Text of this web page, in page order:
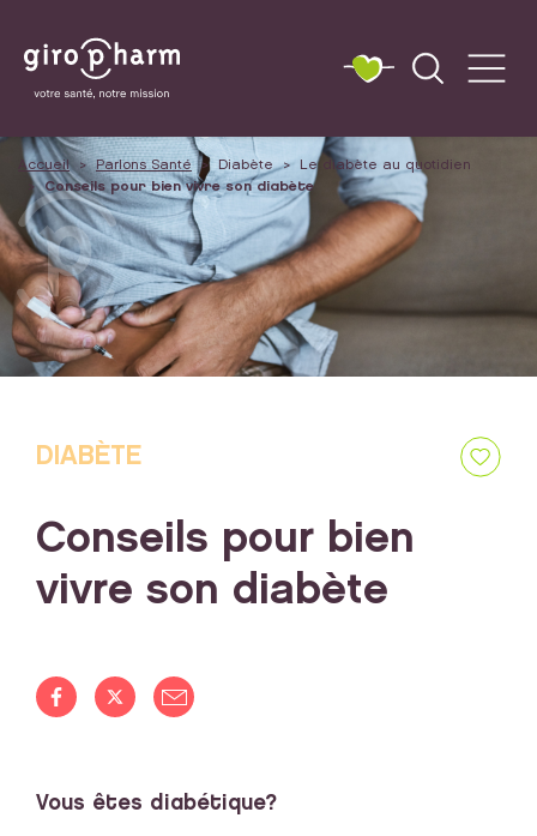
Accueil Parlons Santé Diabète
Le diabète au quotidien
Conseils pour bien vivre son diabète
DIABÈTE
Conseils pour bien
vivre son diabète
Vous êtes diabétique?